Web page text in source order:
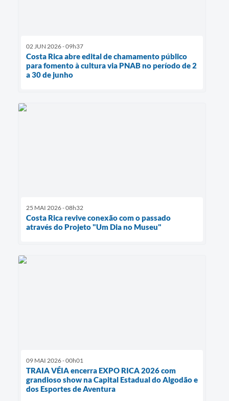
02 JUN 2026 - 09h37
Costa Rica abre edital de chamamento público
para fomento à cultura via PNAB no período de 2
a 30 de junho
25 MAI 2026 - 08h32
Costa Rica revive conexão com o passado
através do Projeto "Um Dia no Museu"
09 MAI 2026 - 00h01
TRAIA VÉIA encerra EXPO RICA 2026 com
grandioso show na Capital Estadual do Algodão e
dos Esportes de Aventura